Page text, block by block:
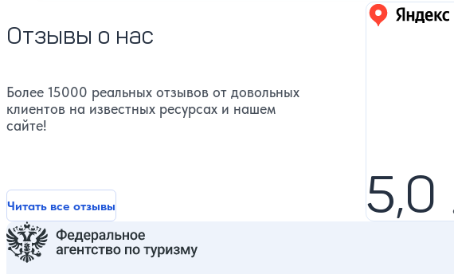
Отзывы о нас
Более 15000 реальных отзывов от довольных
клиентов на известных ресурсах и нашем
сайте!
Читать все отзывы
Яндекс карты
5,0